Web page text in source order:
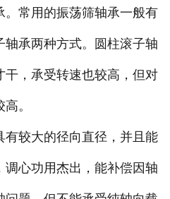
常用的振荡筛轴承一般有
轴承两种方式。圆柱滚子轴
，承受转速也较高，但对
。
较大的径向直径，并且能
心功用杰出，能补偿因轴